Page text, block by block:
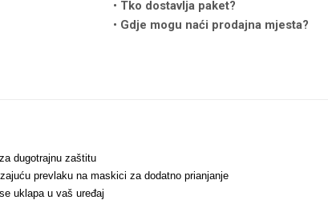
Tko dostavlja paket?
Gdje mogu naći prodajna mjesta?
dugotrajnu zaštitu
prevlaku na maskici za dodatno prianjanje
uklapa u vaš uređaj